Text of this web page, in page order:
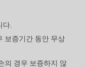
다.
보증기간 동안 무상
의 경우 보증하지 않